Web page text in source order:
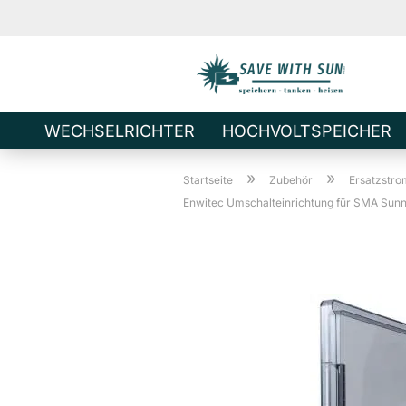
WECHSELRICHTER HOCHVOLTSPEICHER
Startseite » Zubehör »
Enwitec Umschalteinrichtung für SMA